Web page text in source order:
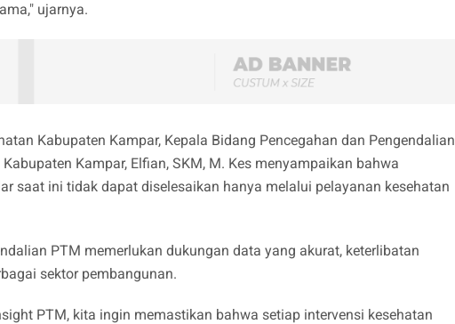
ujarnya.
Kabupaten Kampar, Kepala Bidang Pencegahan dan Pengendalian
Kampar, Elfian, SKM, M. Kes menyampaikan bahwa
saat ini tidak dapat diselesaikan hanya melalui pelayanan kesehatan
PTM memerlukan dukungan data yang akurat, keterlibatan
sektor pembangunan.
PTM, kita ingin memastikan bahwa setiap intervensi kesehatan